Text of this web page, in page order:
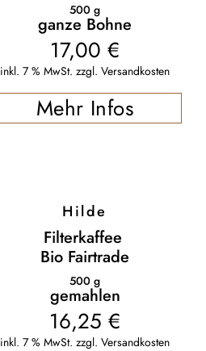
500 g
ganze Bohne
17,00 €
inkl. 7 % MwSt. zzgl. Versandkosten
Mehr Infos
Hilde
Filterkaffee
Bio Fairtrade
500 g
gemahlen
16,25 €
inkl. 7 % MwSt. zzgl. Versandkosten